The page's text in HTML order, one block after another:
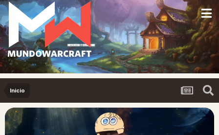
Inicio